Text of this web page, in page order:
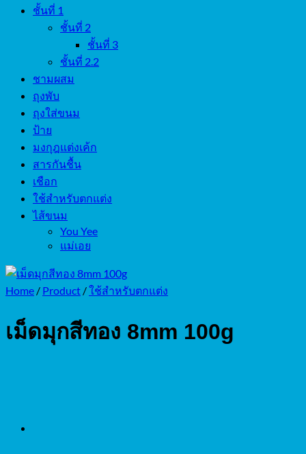
ชั้นที่ 1
ชั้นที่ 2
ชั้นที่ 3
ชั้นที่ 2.2
ชามผสม
ถุงพับ
ถุงใส่ขนม
ป้าย
มงกุฎแต่งเค้ก
สารกันชื้น
เชือก
ใช้สำหรับตกแต่ง
ไส้ขนม
You Yee
แม่เอย
Home / Product /ใช้สำหรับตกแต่ง
เม็ดมุกสีทอง 8mm 100g